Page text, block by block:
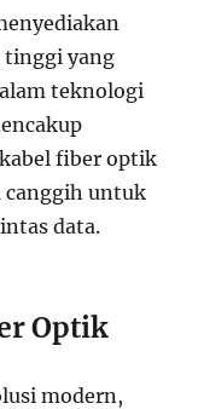
tinggi yang
teknologi
fiber optik
canggih untuk
data.
Optik
modern,